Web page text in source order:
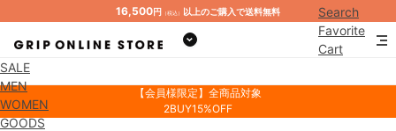
16,500円 （税込） 以上のご購入で送料無料
Search
Favorite
Cart
SALE
MEN
WOMEN
GOODS
【会員様限定】全商品対象
2BUY15%OFF